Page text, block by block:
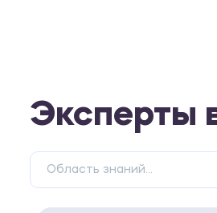
Эксперты